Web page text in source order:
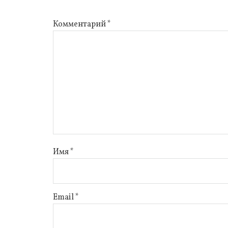
Комментарий*
Имя*
Email*